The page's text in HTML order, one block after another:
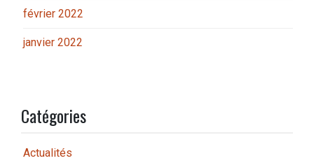
février 2022
janvier 2022
Catégories
Actualités